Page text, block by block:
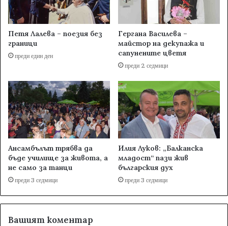
Петя Лалева – поезия без
граници
преди един ден
Гергана Василева –
майстор на декупажа и
сапунените цветя
преди 2 седмици
Ансамбълът трябва да
бъде училище за живота, а
не само за танци
преди 3 седмици
Илия Луков: „Балканска
младост“ пази жив
българския дух
преди 3 седмици
Вашият коментар